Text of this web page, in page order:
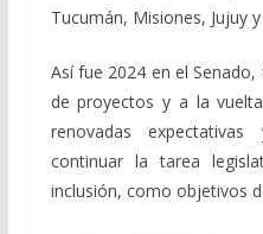
Tucumán, Misiones, Jujuy y
Así fue 2024 en el
de proyectos y a la
renovadas
continuar la tarea
inclusión, como objetivos